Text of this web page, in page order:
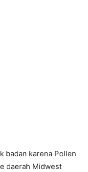
badan karena Pollen
daerah Midwest